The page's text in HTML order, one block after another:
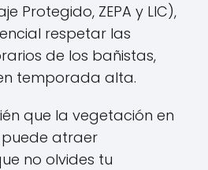
Protegido, ZEPA y LIC),
respetar las
de los bañistas,
temporada alta.
que la vegetación en
atraer
no olvides tu